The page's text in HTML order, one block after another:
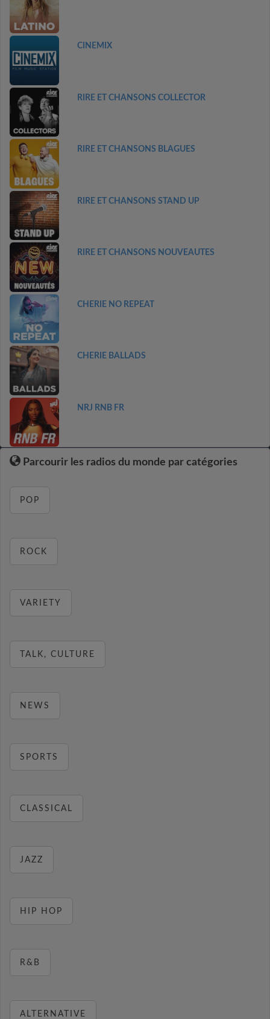
CINEMIX
RIRE ET CHANSONS COLLECTOR
RIRE ET CHANSONS BLAGUES
RIRE ET CHANSONS STAND UP
RIRE ET CHANSONS NOUVEAUTES
CHERIE NO REPEAT
CHERIE BALLADS
NRJ RNB FR
Parcourir les radios du monde par catégories
POP
ROCK
VARIETY
TALK, CULTURE
NEWS
SPORTS
CLASSICAL
JAZZ
HIP HOP
R&B
ALTERNATIVE